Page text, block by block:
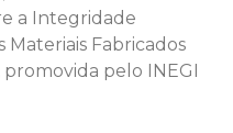
a Integridade
Fabricados
pelo INEGI